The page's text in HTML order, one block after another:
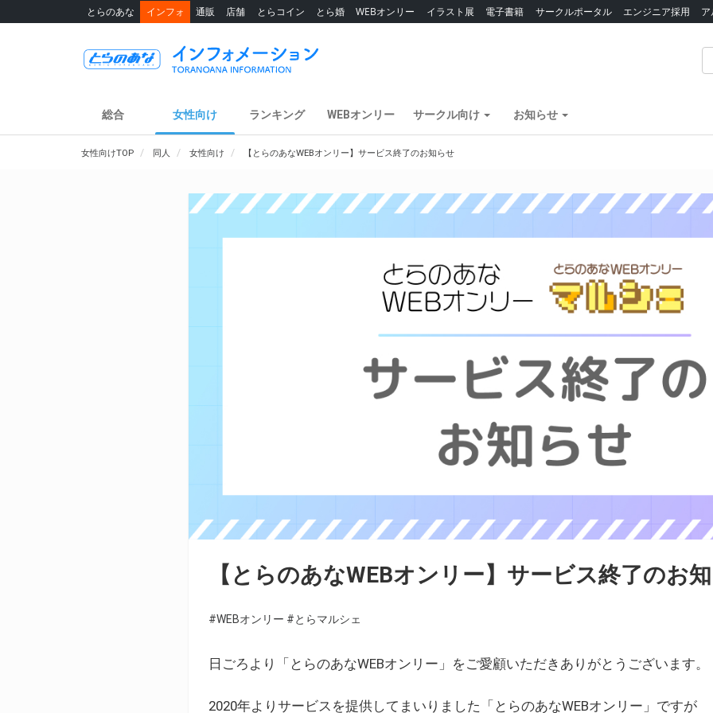
とらのあな インフォ 通販 店舗 とらコイン とら婚 WEBオンリー イラスト展 電子書籍 サークルポータル エンジニア採用
総合 女性向け ランキング WEBオンリー サークル向け お知らせ
女性向けTOP 同人 女性向け 【とらのあなWEBオンリー】サービス終了のお知らせ
【とらのあなWEBオンリー】サービス終了のお
#WEBオンリー #とらマルシェ
日ごろより「とらのあなWEBオンリー」をご愛顧いただきありがとうございます。
2020年よりサービスを提供してまいりました「とらのあなWEBオンリー」ですが